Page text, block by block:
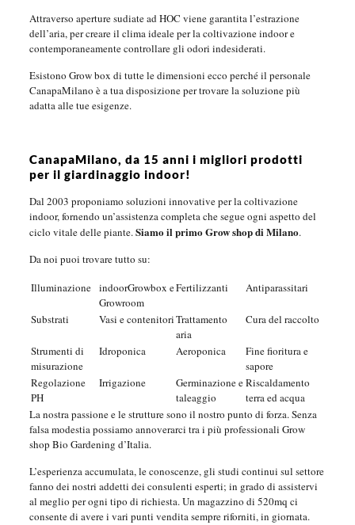
Attraverso aperture sudiate ad HOC viene garantita l’estrazione
dell’aria, per creare il clima ideale per la coltivazione indoor e
contemporaneamente controllare gli odori indesiderati.
Esistono Grow box di tutte le dimensioni ecco perché il personale
CanapaMilano è a tua disposizione per trovare la soluzione più
adatta alle tue esigenze.
CanapaMilano, da 15 anni i migliori prodotti
per il giardinaggio indoor!
Dal 2003 proponiamo soluzioni innovative per la coltivazione
indoor, fornendo un’assistenza completa che segue ogni aspetto del
ciclo vitale delle piante.Siamo il primo Grow shop di Milano.
Da noi puoi trovare tutto su:
Illuminazione indoorGrowbox e
Growroom
Fertilizzanti Antiparassitari
Substrati Vasi e contenitoriTrattamento
aria
Cura del raccolto
Strumenti di
misurazione
Idroponica Aeroponica
Fine fioritura e
sapore
Regolazione
PH
Irrigazione
Germinazione e
taleaggio
Riscaldamento
terra ed acqua
La nostra passione e le strutture sono il nostro punto di forza. Senza
falsa modestia possiamo annoverarci tra i più professionali Grow
shop Bio Gardening d’Italia.
L’esperienza accumulata, le conoscenze, gli studi continui sul settore
fanno dei nostri addetti dei consulenti esperti; in grado di assistervi
al meglio per ogni tipo di richiesta. Un magazzino di 520mq ci
consente di avere i vari punti vendita sempre riforniti, in giornata.